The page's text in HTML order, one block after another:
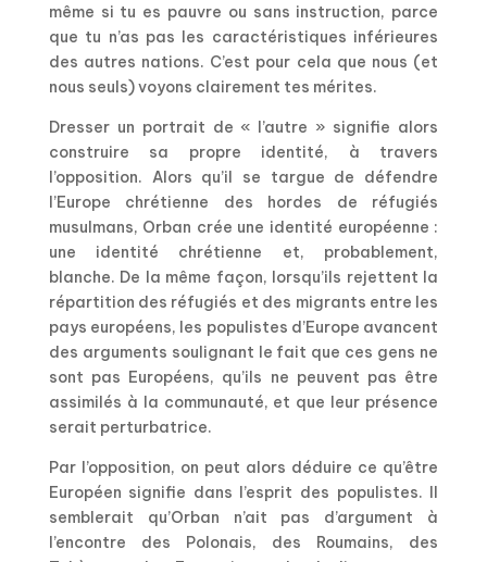
même si tu es pauvre ou sans instruction, parce
que tu n’as pas les caractéristiques inférieures
des autres nations. C’est pour cela que nous (et
nous seuls) voyons clairement tes mérites.
Dresser un portrait de « l’autre » signifie alors
construire sa propre identité, à travers
l’opposition. Alors qu’il se targue de défendre
l’Europe chrétienne des hordes de réfugiés
musulmans, Orban crée une identité européenne :
une identité chrétienne et, probablement,
blanche. De la même façon, lorsqu’ils rejettent la
répartition des réfugiés et des migrants entre les
pays européens, les populistes d’Europe avancent
des arguments soulignant le fait que ces gens ne
sont pas Européens, qu’ils ne peuvent pas être
assimilés à la communauté, et que leur présence
serait perturbatrice.
Par l’opposition, on peut alors déduire ce qu’être
Européen signifie dans l’esprit des populistes. Il
semblerait qu’Orban n’ait pas d’argument à
l’encontre des Polonais, des Roumains, des